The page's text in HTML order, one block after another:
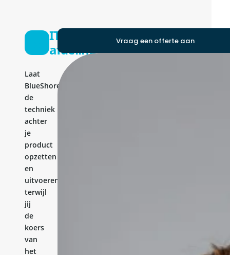
IT-
afdeling
Laat
BlueShores
de
techniek
achter
je
product
opzetten
en
uitvoeren,
terwijl
jij
de
koers
van
het
Vraag een offerte aan